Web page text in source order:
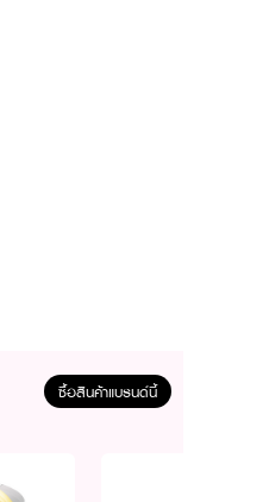
ซื้อสินค้าแบรนด์นี้